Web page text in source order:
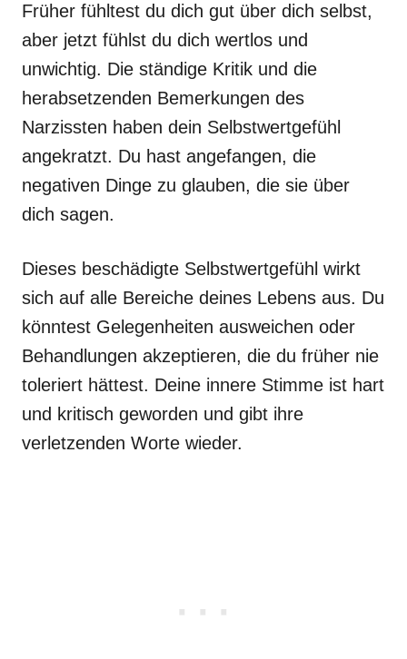
Früher fühltest du dich gut über dich selbst,
aber jetzt fühlst du dich wertlos und
unwichtig. Die ständige Kritik und die
herabsetzenden Bemerkungen des
Narzissten haben dein Selbstwertgefühl
angekratzt. Du hast angefangen, die
negativen Dinge zu glauben, die sie über
dich sagen.
Dieses beschädigte Selbstwertgefühl wirkt
sich auf alle Bereiche deines Lebens aus. Du
könntest Gelegenheiten ausweichen oder
Behandlungen akzeptieren, die du früher nie
toleriert hättest. Deine innere Stimme ist hart
und kritisch geworden und gibt ihre
verletzenden Worte wieder.